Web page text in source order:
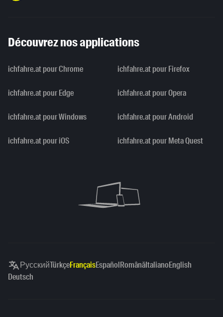
Découvrez nos applications
ichfahre.at pour Chrome ichfahre.at pour Firefox
ichfahre.at pour Edge ichfahre.at pour Opera
ichfahre.at pour Windows ichfahre.at pour Android
ichfahre.at pour iOS ichfahre.at pour Meta Quest
РусскийTürkçeFrançaisEspañolRomânăItalianoEnglish
Deutsch